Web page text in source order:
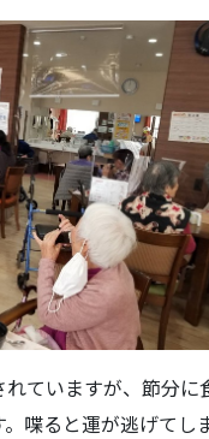
ていますが、節分
喋ると運が逃げてし